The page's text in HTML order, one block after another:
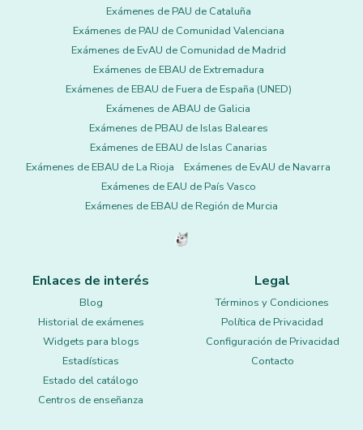
Exámenes de PAU de Cataluña
Exámenes de PAU de Comunidad Valenciana
Exámenes de EvAU de Comunidad de Madrid
Exámenes de EBAU de Extremadura
Exámenes de EBAU de Fuera de España (UNED)
Exámenes de ABAU de Galicia
Exámenes de PBAU de Islas Baleares
Exámenes de EBAU de Islas Canarias
Exámenes de EBAU de La Rioja
Exámenes de EvAU de Navarra
Exámenes de EAU de País Vasco
Exámenes de EBAU de Región de Murcia
Enlaces de interés
Blog
Historial de exámenes
Widgets para blogs
Estadísticas
Estado del catálogo
Centros de enseñanza
Legal
Términos y Condiciones
Política de Privacidad
Configuración de Privacidad
Contacto